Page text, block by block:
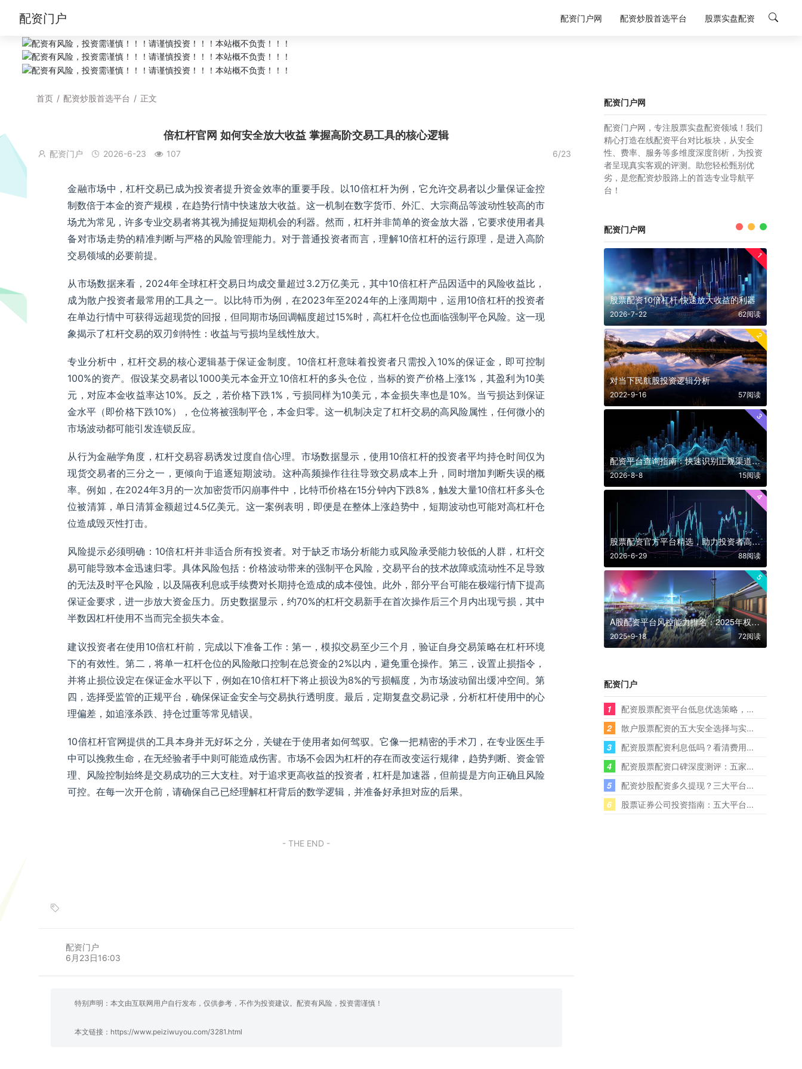
配资门户 配资门户网 配资炒股首选平台 股票实盘配资
首页 / 配资炒股首选平台 / 正文
倍杠杆官网 如何安全放大收益 掌握高阶交易工具的核心逻辑
配资门户 2026-6-23 107 6/23
金融市场中，杠杆交易已成为投资者提升资金效率的重要手段。以10倍杠杆为例，它允许交易者以少量保证金控
制数倍于本金的资产规模，在趋势行情中快速放大收益。这一机制在数字货币、外汇、大宗商品等波动性较高的市
场尤为常见，许多专业交易者将其视为捕捉短期机会的利器。然而，杠杆并非简单的资金放大器，它要求使用者具
备对市场走势的精准判断与严格的风险管理能力。对于普通投资者而言，理解10倍杠杆的运行原理，是进入高阶
交易领域的必要前提。
从市场数据来看，2024年全球杠杆交易日均成交量超过3.2万亿美元，其中10倍杠杆产品因适中的风险收益比，
成为散户投资者最常用的工具之一。以比特币为例，在2023年至2024年的上涨周期中，运用10倍杠杆的投资者
在单边行情中可获得远超现货的回报，但同期市场回调幅度超过15%时，高杠杆仓位也面临强制平仓风险。这一现
象揭示了杠杆交易的双刃剑特性：收益与亏损均呈线性放大。
专业分析中，杠杆交易的核心逻辑基于保证金制度。10倍杠杆意味着投资者只需投入10%的保证金，即可控制
100%的资产。假设某交易者以1000美元本金开立10倍杠杆的多头仓位，当标的资产价格上涨1%，其盈利为10美
元，对应本金收益率达10%。反之，若价格下跌1%，亏损同样为10美元，本金损失率也是10%。当亏损达到保证
金水平（即价格下跌10%），仓位将被强制平仓，本金归零。这一机制决定了杠杆交易的高风险属性，任何微小的
市场波动都可能引发连锁反应。
从行为金融学角度，杠杆交易容易诱发过度自信心理。市场数据显示，使用10倍杠杆的投资者平均持仓时间仅为
现货交易者的三分之一，更倾向于追逐短期波动。这种高频操作往往导致交易成本上升，同时增加判断失误的概
率。例如，在2024年3月的一次加密货币闪崩事件中，比特币价格在15分钟内下跌8%，触发大量10倍杠杆多头仓
位被清算，单日清算金额超过4.5亿美元。这一案例表明，即便是在整体上涨趋势中，短期波动也可能对高杠杆仓
位造成毁灭性打击。
风险提示必须明确：10倍杠杆并非适合所有投资者。对于缺乏市场分析能力或风险承受能力较低的人群，杠杆交
易可能导致本金迅速归零。具体风险包括：价格波动带来的强制平仓风险，交易平台的技术故障或流动性不足导致
的无法及时平仓风险，以及隔夜利息或手续费对长期持仓造成的成本侵蚀。此外，部分平台可能在极端行情下提高
保证金要求，进一步放大资金压力。历史数据显示，约70%的杠杆交易新手在首次操作后三个月内出现亏损，其中
半数因杠杆使用不当而完全损失本金。
建议投资者在使用10倍杠杆前，完成以下准备工作：第一，模拟交易至少三个月，验证自身交易策略在杠杆环境
下的有效性。第二，将单一杠杆仓位的风险敞口控制在总资金的2%以内，避免重仓操作。第三，设置止损指令，
并将止损位设定在保证金水平以下，例如在10倍杠杆下将止损设为8%的亏损幅度，为市场波动留出缓冲空间。第
四，选择受监管的正规平台，确保保证金安全与交易执行透明度。最后，定期复盘交易记录，分析杠杆使用中的心
理偏差，如追涨杀跌、持仓过重等常见错误。
10倍杠杆官网提供的工具本身并无好坏之分，关键在于使用者如何驾驭。它像一把精密的手术刀，在专业医生手
中可以挽救生命，在无经验者手中则可能造成伤害。市场不会因为杠杆的存在而改变运行规律，趋势判断、资金管
理、风险控制始终是交易成功的三大支柱。对于追求更高收益的投资者，杠杆是加速器，但前提是方向正确且风险
可控。在每一次开仓前，请确保自己已经理解杠杆背后的数学逻辑，并准备好承担对应的后果。
- THE END -
配资门户
6月23日16:03
特别声明：本文由互联网用户自行发布，仅供参考，不作为投资建议。配资有风险，投资需谨慎！
本文链接： https://www.peiziwuyou.com/3281.html
配资门户网
配资门户网，专注股票实盘配资领域！我们
精心打造在线配资平台对比板块，从安全
性、费率、服务等多维度深度剖析，为投资
者呈现真实客观的评测。助您轻松甄别优
劣，是您配资炒股路上的首选专业导航平
台！
配资门户网
1
股票配资10倍杠杆 快速放大收益的利器
2026-7-22 62阅读
2
对当下民航股投资逻辑分析
2022-9-16 57阅读
3
配资平台查询指南：快速识别正规渠道的三大核心方法
2026-8-8 15阅读
4
股票配资官方平台精选，助力投资者高效配置资金
2026-6-29 88阅读
5
A股配资平台风控能力排名：2025年权威解析与投资指南
2025-9-18 72阅读
配资门户
1
配资股票配资平台低息优选策略，...
2
散户股票配资的五大安全选择与实...
3
配资股票配资利息低吗？看清费用...
4
配资股票配资口碑深度测评：五家...
5
配资炒股配资多久提现？三大平台...
6
股票证券公司投资指南：五大平台...